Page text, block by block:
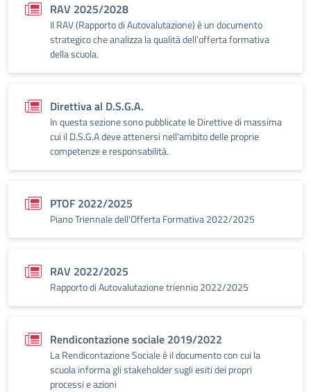
RAV 2025/2028
Il RAV (Rapporto di Autovalutazione) è un documento
strategico che analizza la qualità dell'offerta formativa
della scuola.
Direttiva al D.S.G.A.
In questa sezione sono pubblicate le Direttive di massima
cui il D.S.G.A deve attenersi nell'ambito delle proprie
competenze e responsabilità.
PTOF 2022/2025
Piano Triennale dell'Offerta Formativa 2022/2025
RAV 2022/2025
Rapporto di Autovalutazione triennio 2022/2025
Rendicontazione sociale 2019/2022
La Rendicontazione Sociale è il documento con cui la
scuola informa gli stakeholder sugli esiti dei propri
processi e azioni